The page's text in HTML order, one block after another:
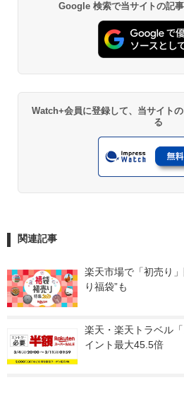
Google 検索で当サイトの記
Watch+会員に登録して、当サイト
る
関連記事
楽天市場で「初売り
り福袋”も
楽天・楽天トラベル
イント最大45.5倍